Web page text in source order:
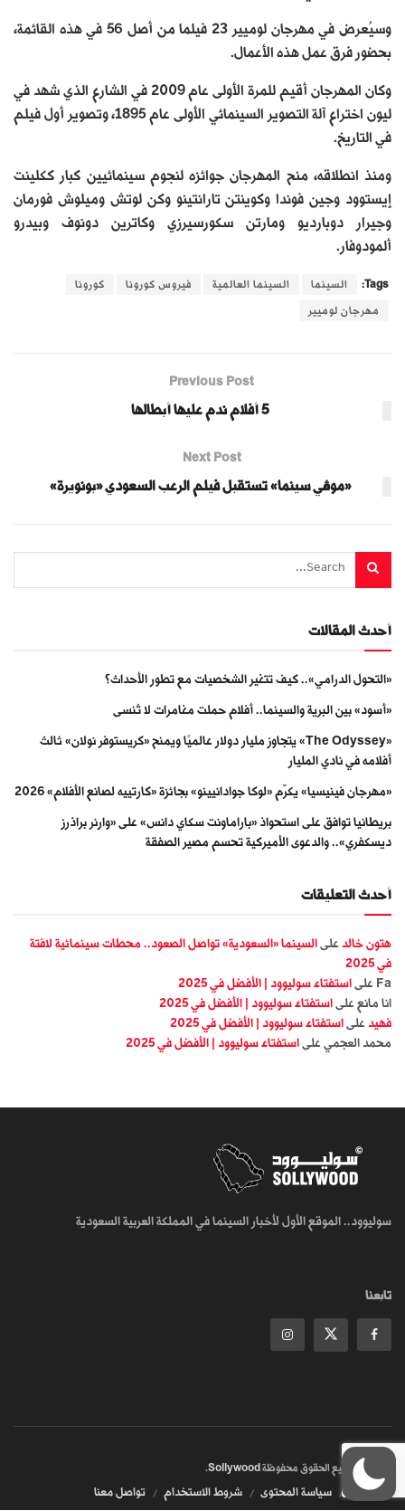
وسيُعرض في مهرجان لوميير 23 فيلما من أصل 56 في هذه القائمة،
بحضور فرق عمل هذه الأعمال.
وكان المهرجان أقيم للمرة الأولى عام 2009 في الشارع الذي شهد في
ليون اختراع آلة التصوير السينمائي الأولى عام 1895، وتصوير أول فيلم
في التاريخ.
ومنذ انطلاقه، منح المهرجان جوائزه لنجوم سينمائيين كبار ككلينت
إيستوود وجين فوندا وكوينتن تارانتينو وكن لوتش وميلوش فورمان
وجيرار دوبارديو ومارتن سكورسيرزي وكاترين دونوف وبيدرو
ألمودوفار.
Tags: السينما السينما العالمية فيروس كورونا كورونا
مهرجان لوميير
Previous Post
5 أفلام ندم عليها أبطالها
Next Post
«موڤي سينما» تستقبل فيلم الرعب السعودي «بونويرة»
أحدث المقالات
«التحول الدرامي».. كيف تتغير الشخصيات مع تطور الأحداث؟
«أسود» بين البرية والسينما.. أفلام حملت مغامرات لا تُنسى
«The Odyssey» يتجاوز مليار دولار عالميًا ويمنح «كريستوفر نولان» ثالث
أفلامه في نادي المليار
«مهرجان فينيسيا» يكرّم «لوكا جوادانيينو» بجائزة «كارتييه لصانع الأفلام» 2026
بريطانيا توافق على استحواذ «باراماونت سكاي دانس» على «وارنر براذرز
ديسكفري».. والدعوى الأميركية تحسم مصير الصفقة
أحدث التعليقات
هتون خالد على السينما «السعودية» تواصل الصعود.. محطات سينمائية لافتة
في 2025
Fa على استفتاء سوليوود | الأفضل في 2025
انا مانع على استفتاء سوليوود | الأفضل في 2025
فهيد على استفتاء سوليوود | الأفضل في 2025
محمد العجمي على استفتاء سوليوود | الأفضل في 2025
سوليوود.. الموقع الأول لأخبار السينما في المملكة العربية السعودية
تابعنا
جميع الحقوق محفوظة Sollywood
.
من نحن سياسة المحتوى شروط الاستخدام تواصل معنا